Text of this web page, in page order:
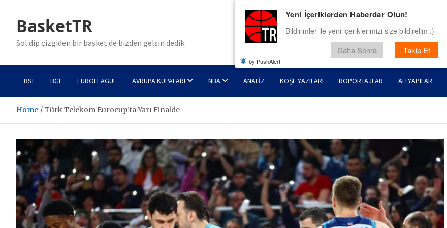
contentBasketTR
Sol dip çizgiden bir basket de bizden gelsin dedik.
BSL BGL EUROLEAGUE AVRUPA KUPALARI NBA ANALIZ KÖŞE YAZILARI RÖPORTAJLAR ALTYAPILAR
Home Türk Telekom Eurocup’ta Yarı Finalde
Yeni İçeriklerden Haberdar Olun!
Bildirimler ile yeni içeriklerimizi size bildirelim :)
Daha Sonra Takip Et
by PushAlert